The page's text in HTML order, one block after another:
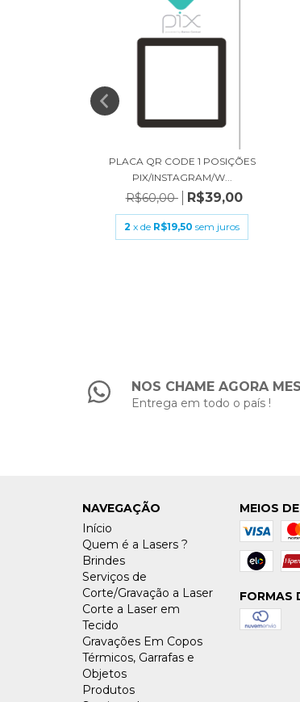
PLACA QR CODE 1 POSIÇÕES
PIX/INSTAGRAM/W...
R$60,00 R$39,00
2 x de R$19,50 sem juros
NOS CHAME AGORA
Entrega em todo o país !
NAVEGAÇÃO
Início
Quem é a Lasers ?
Brindes
Serviços de
Corte/Gravação a Laser
Corte a Laser em
Tecido
Gravações Em Copos
Térmicos, Garrafas e
Objetos
Produtos
MEIOS
FORMAS